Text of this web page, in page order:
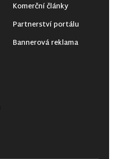
Komerční články
Partnerství portálu
Bannerová reklama